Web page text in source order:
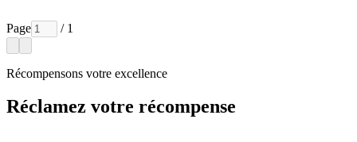
Page / 1
Récompensons votre excellence
Réclamez votre récompense